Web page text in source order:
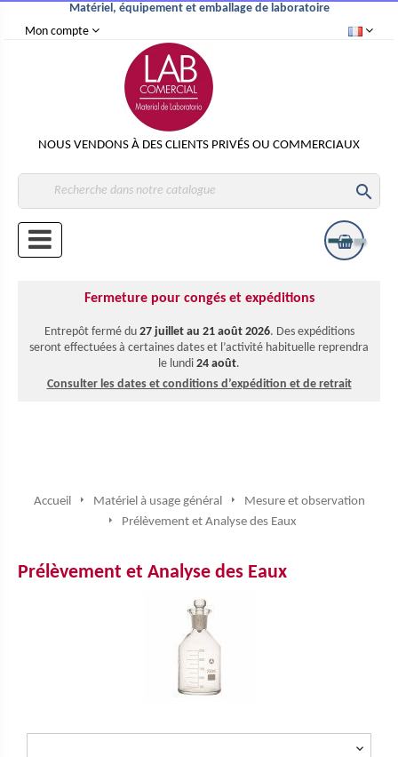
Mon compte
Matériel, équipement et emballage de laboratoire
NOUS VENDONS À DES CLIENTS PRIVÉS OU COMMERCIAUX

Fermeture pour congés et expéditions
Entrepôt fermé du 27 juillet au 21 août 2026. Des expéditions
seront effectuées à certaines dates et l’activité habituelle reprendra
le lundi 24 août.
Consulter les dates et conditions d’expédition et de retrait
Accueil Matériel à usage général
Mesure et observation
Prélèvement et Analyse des Eaux
Prélèvement et Analyse des Eaux
